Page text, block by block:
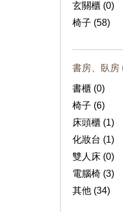
玄關櫃 (0)
椅子 (58)
書房、臥房
書櫃 (0)
椅子 (6)
床頭櫃 (1)
化妝台 (1)
雙人床 (0)
電腦椅 (3)
其他 (34)